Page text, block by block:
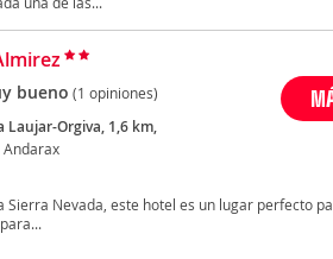
bueno (1 opiniones)
Laujar-Orgiva, 1,6 km,
Andarax
Sierra Nevada, este hotel es un lugar perfecto